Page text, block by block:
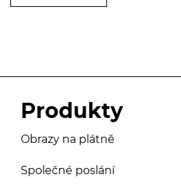
Produkty
Obrazy na plátně
Společné poslání